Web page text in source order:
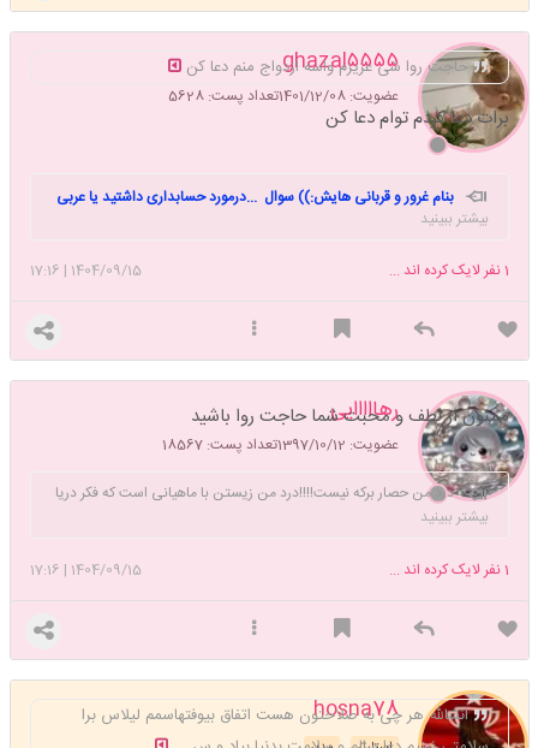
ghazal۵۵۵۵
عضویت: 1401/12/08 تعداد پست: 5628
حاجت روا شی عزیزم واسه ازدواج منم دعا کن
برات دعا کردم توام دعا کن
بنام غرور و قربانی هایش:)) سوال ...درمورد حسابداری داشتید یا عربی
زبان در خدمتم"😅💕💜
بیشتر ببینید
1404/09/15
|
17:16 1نفر لایک کرده اند ...
رهااااایی
عضویت: 1397/10/12 تعداد پست: 18567
ممنون از لطف و محبت شما حاجت روا باشید
درد من حصار برکه نیست!!!!درد من زیستن با ماهیانی است که فکر دریا
به ذهنشان خطور نکرده است!!!!!!بیشتر ببینید
1404/09/15
|
17:16 1نفر لایک کرده اند ...
hosna78
انشالله هر چی به صلاحتون هست اتفاق بیوفتهاسمم لیلاس برا